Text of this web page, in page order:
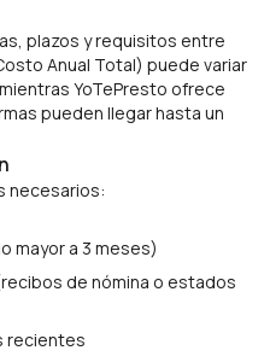
plazos y requisitos entre
Anual Total) puede variar
YoTePresto ofrece
pueden llegar hasta un
necesarios:
mayor a 3 meses)
de nómina o estados
recientes